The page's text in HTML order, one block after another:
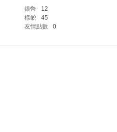
銀幣
12
樣貌
45
友情點數 0